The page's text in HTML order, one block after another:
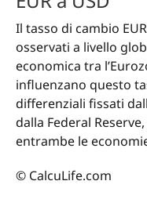
Il tasso di cambio
osservati a livello
economica tra
influenzano questo
differenziali fissati
dalla Federal
entrambe le
© CalcuLife.com